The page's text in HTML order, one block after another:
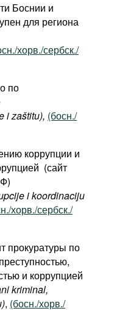
Боснии и
для региона
хорв./сербск./
по
i zaštitu), (босн./
коррупции и
(сайт
i koordinaciju
хорв./сербск./
прокуратуры по
и коррупцией
kriminal,
, (босн./хорв./